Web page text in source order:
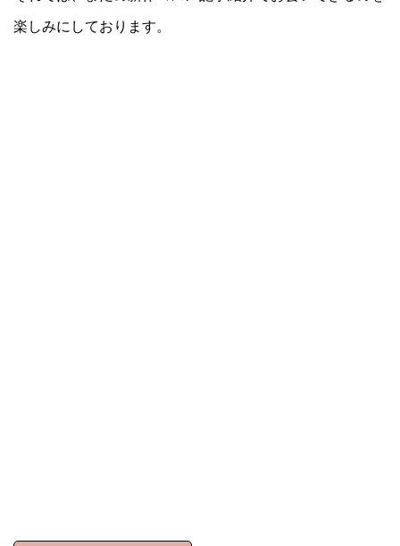
楽しみにしております。